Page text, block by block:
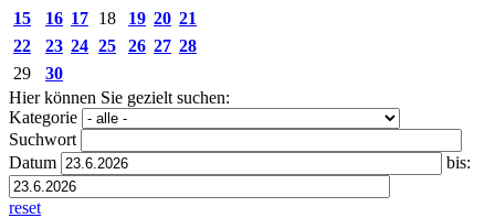
15
16 17 18 19 20 21
22
23 24 25 26 27 28
29
30
Hier können Sie gezielt suchen:
Kategorie
Suchwort
Datum
bis:
reset